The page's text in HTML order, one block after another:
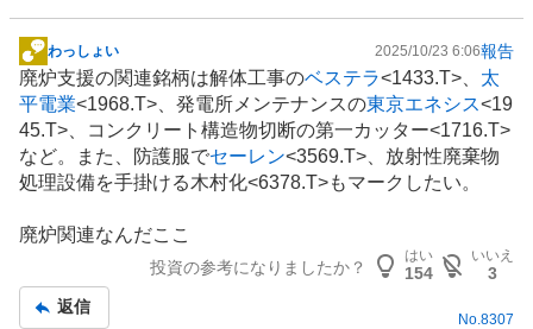
掲
示
板
記
事
わっしょい 2025/10/23 6:06報告
廃炉支援の関連銘柄は解体工事のベステラ<1433.T>、 太
平電業<1968.T>、発電所メンテナンスの東京エネシス<19
45.T>、コンクリート構造物切断の第一カッター<1716.T>
など。また、防護服でセーレン<3569.T>、放射性廃棄物
処理設備を手掛ける木村化<6378.T>もマークしたい。
廃炉関連なんだここ
投資の参考になりましたか？
はい
154
いいえ
3
返信
No. 8307